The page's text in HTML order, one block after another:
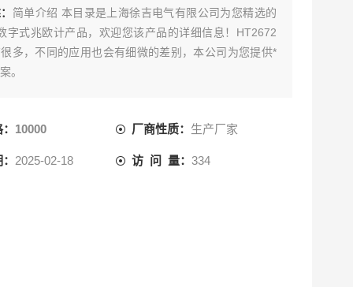
简单介绍 本目录是上海徐吉电气有限公司为您精选的
字式兆欧计产品，欢迎您该产品的详细信息！HT2672
多，不同的应用也会有细微的差别，本公司为您提供*
。
10000 厂商性质： 生产厂家
2025-02-18 访 问 量：334